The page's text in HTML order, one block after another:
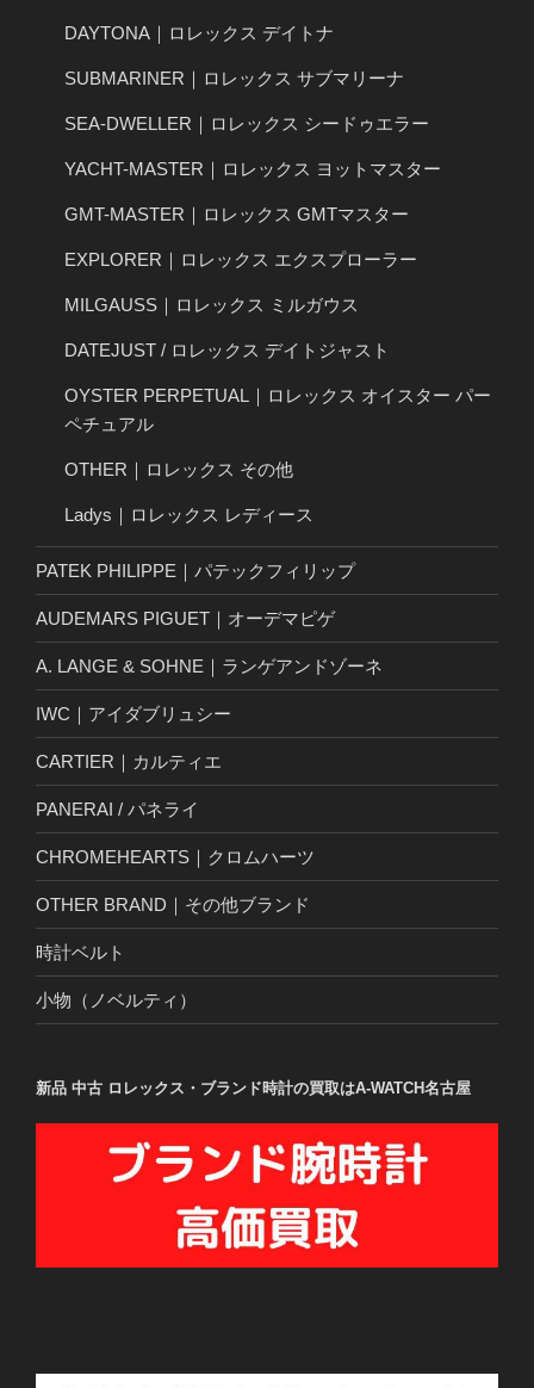
DAYTONA｜ロレックス デイトナ
SUBMARINER｜ロレックス サブマリーナ
SEA-DWELLER｜ロレックス シードゥエラー
YACHT-MASTER｜ロレックス ヨットマスター
GMT-MASTER｜ロレックス GMTマスター
EXPLORER｜ロレックス エクスプローラー
MILGAUSS｜ロレックス ミルガウス
DATEJUST / ロレックス デイトジャスト
OYSTER PERPETUAL｜ロレックス オイスター パー
ペチュアル
OTHER｜ロレックス その他
Ladys｜ロレックス レディース
PATEK PHILIPPE｜パテックフィリップ
AUDEMARS PIGUET｜オーデマピゲ
A. LANGE & SOHNE｜ランゲアンドゾーネ
IWC｜アイダブリュシー
CARTIER｜カルティエ
PANERAI / パネライ
CHROMEHEARTS｜クロムハーツ
OTHER BRAND｜その他ブランド
時計ベルト
小物（ノベルティ）
新品 中古 ロレックス・ブランド時計の買取はA-WATCH名古屋